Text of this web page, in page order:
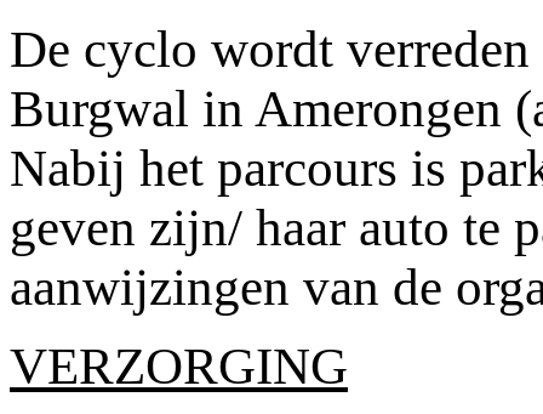
De cyclo wordt verreden
Burgwal in Amerongen
Nabij het parcours is
geven zijn/ haar auto te
aanwijzingen van de
VERZORGING